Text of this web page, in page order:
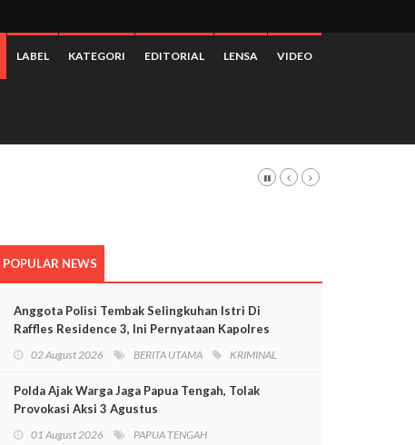
LABEL KATEGORI EDITORIAL LENSA VIDEO
POPULAR NEWS
Anggota Polisi Tembak Selingkuhan Istri Di
Raffles Residence 3, Ini Pernyataan Kapolres
02 August 2026 BERITA UTAMA KRIMINAL
Polda Ajak Warga Jaga Papua Tengah, Tolak
Provokasi Aksi 3 Agustus
01 August 2026
PAPUA TENGAH